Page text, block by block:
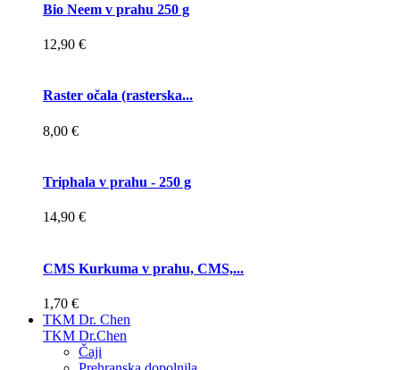
Bio Neem v prahu 250 g
12,90 €
Raster očala (rasterska...
8,00 €
Triphala v prahu - 250 g
14,90 €
CMS Kurkuma v prahu, CMS,...
1,70 €
TKM Dr. Chen
TKM Dr.Chen
Čaji